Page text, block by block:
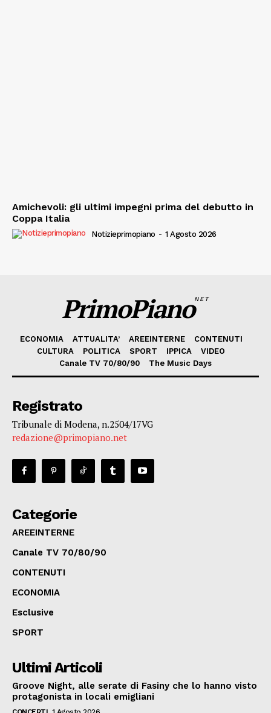
Amichevoli: gli ultimi impegni prima del debutto in
Coppa Italia
Notizieprimopiano - 1 Agosto 2026
PrimoPianoNET
ECONOMIA ATTUALITA’ AREEINTERNE
CONTENUTI
CULTURA
POLITICA SPORT IPPICA
VIDEO
Canale TV 70/80/90
The Music Days
Registrato
Tribunale di Modena, n.2504/17VG
redazione@primopiano.net
Categorie
AREEINTERNE
Canale TV 70/80/90
CONTENUTI
ECONOMIA
Esclusive
SPORT
Ultimi Articoli
Groove Night, alle serate di Fasiny che lo hanno visto
protagonista in locali emigliani